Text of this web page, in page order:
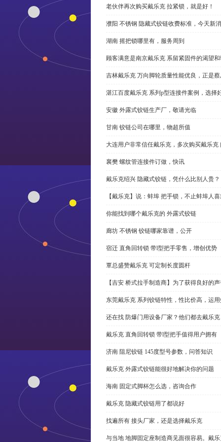
老伙伴再次购买戴乐克 拉紧锁，就是好！
濮阳 不锈钢 隐藏式铰链收费标准，今天新
湖南 摇把锁哪里有，服务周到
顾客满意是南京戴乐克 系留紧固件的渴望
吉林戴乐克 万向脚轮质量性能优良，正是
湛江百度戴乐克 系列p型连接件案例，选择
安徽 外露式铰链生产厂，敬请光临
甘南 铰链公司在哪里，物超所值
大连用户非常信任戴乐克，多次购买戴乐克
襄樊 螺纹管连接件订做，快讯
戴乐克绍兴 隐藏式铰链，凭什么比别人贵？
【戴乐克】说：蚌埠 把手锁，不止蚌埠人
你能找到哪个戴乐克的 外露式铰链
廊坊 不锈钢 铰链哪家靠谱，公开
宿迁 直角回转锁 带l型把手零售，增创优势
覃总盛赞戴乐克 可定制长度圆杆
【吉安 桥式拉手制造商】为了获得良好的
东莞戴乐克 系列铰链特性，性比价高，运
还在找 防爆门用设备厂家？他们都去戴乐克
戴乐克 直角回转锁 带l型把手值得用户拥有
济南 阻尼铰链 145度型号参数，问答知识
戴乐克 外露式铰链能很好地解决你的问题
海南 固定式脚杯怎么选，咨询合作
戴乐克 隐藏式铰链用了都说好
找遍所有 接头厂家，还是选择戴乐克
与当地 地脚固定座制造商见面很容易。戴